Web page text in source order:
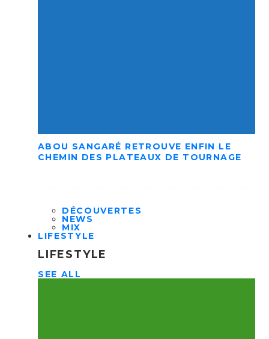
ABOU SANGARÉ RETROUVE ENFIN LE
CHEMIN DES PLATEAUX DE TOURNAGE
DÉCOUVERTES
NEWS
MIX
LIFESTYLE
LIFESTYLE
SEE ALL